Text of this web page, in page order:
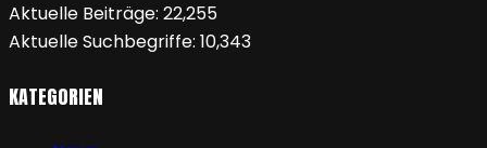
Aktuelle Beiträge: 22,255
Aktuelle Suchbegriffe: 10,343
KATEGORIEN